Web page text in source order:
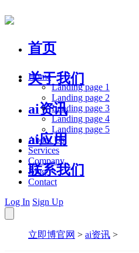
首页
关于我们
ai资讯
ai应用
联系我们
Home
Landing page 1
Landing page 2
Landing page 3
Landing page 4
Landing page 5
About Us
Services
Company
Blog
Contact
Log In Sign Up
立即博官网 > ai资讯 >